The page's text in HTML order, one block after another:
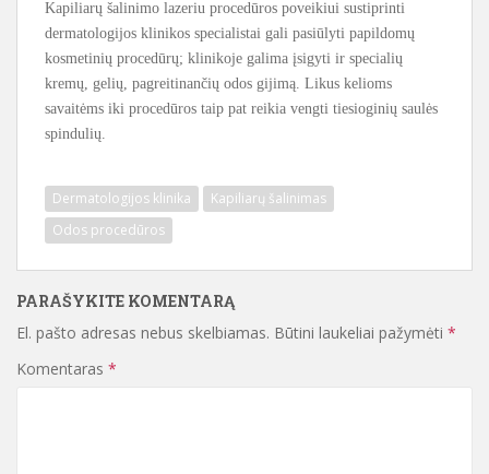
Kapiliarų šalinimo lazeriu procedūros poveikiui sustiprinti
dermatologijos klinikos specialistai gali pasiūlyti papildomų
kosmetinių procedūrų; klinikoje galima įsigyti ir specialių
kremų, gelių, pagreitinančių odos gijimą. Likus kelioms
savaitėms iki procedūros taip pat reikia vengti tiesioginių saulės
spindulių.
Dermatologijos klinika
Kapiliarų šalinimas
Odos procedūros
PARAŠYKITE KOMENTARĄ
El. pašto adresas nebus skelbiamas. Būtini laukeliai pažymėti *
Komentaras *